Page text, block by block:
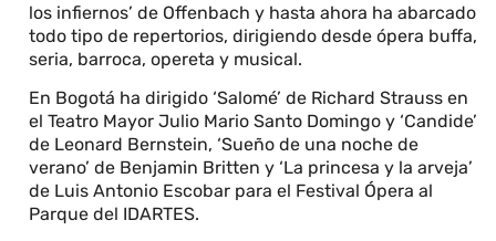
los infiernos’ de Offenbach y hasta ahora ha abarcado
todo tipo de repertorios, dirigiendo desde ópera buffa,
seria, barroca, opereta y musical.
En Bogotá ha dirigido ‘Salomé’ de Richard Strauss en
el Teatro Mayor Julio Mario Santo Domingo y ‘Candide’
de Leonard Bernstein, ‘Sueño de una noche de
verano’ de Benjamin Britten y ‘La princesa y la arveja’
de Luis Antonio Escobar para el Festival Ópera al
Parque del IDARTES.